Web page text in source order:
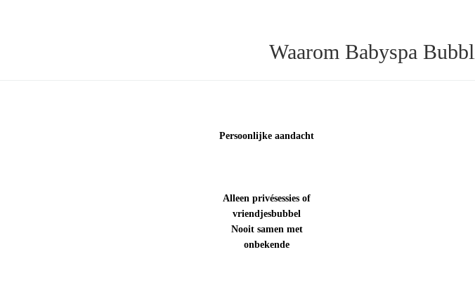
Waarom Babyspa
Persoonlijke aandacht
Alleen privésessies of
vriendjesbubbel
Nooit samen met
onbekende